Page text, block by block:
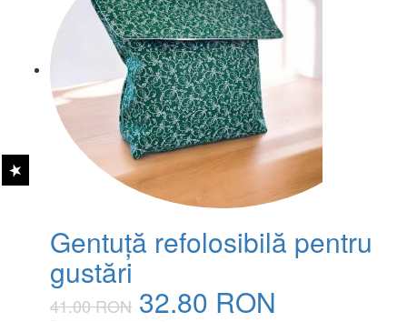
Gentuță refolosibilă pentru
gustări
41.00 RON 32.80 RON